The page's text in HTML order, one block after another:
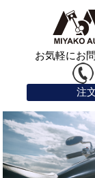
お気軽にお
注